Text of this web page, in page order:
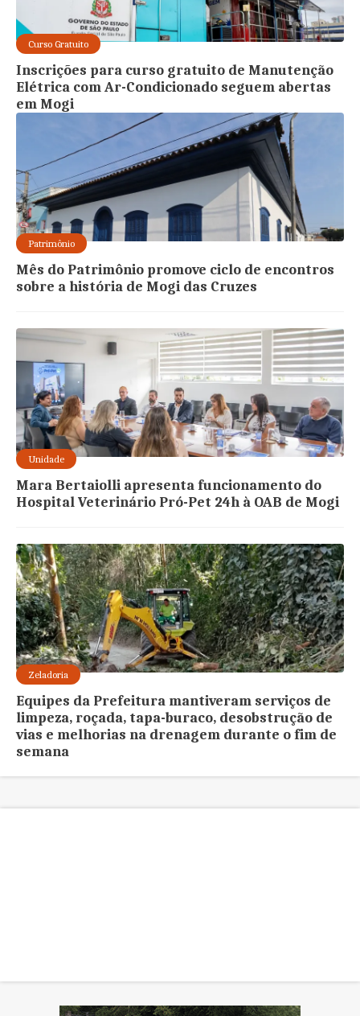
Curso Gratuito
Inscrições para curso gratuito de Manutenção
Elétrica com Ar-Condicionado seguem abertas
em Mogi
Patrimônio
Mês do Patrimônio promove ciclo de encontros
sobre a história de Mogi das Cruzes
Unidade
Mara Bertaiolli apresenta funcionamento do
Hospital Veterinário Pró-Pet 24h à OAB de Mogi
Zeladoria
Equipes da Prefeitura mantiveram serviços de
limpeza, roçada, tapa-buraco, desobstrução de
vias e melhorias na drenagem durante o fim de
semana